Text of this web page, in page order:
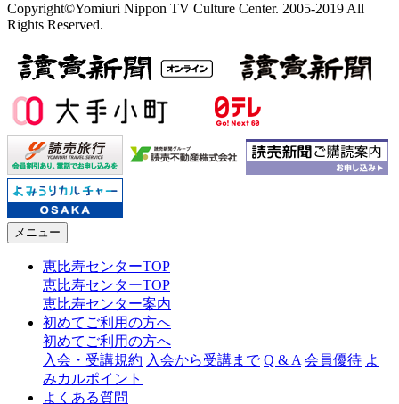
Copyright©Yomiuri Nippon TV Culture Center. 2005-2019 All
Rights Reserved.
メニュー
恵比寿センターTOP
恵比寿センターTOP
恵比寿センター案内
初めてご利用の方へ
初めてご利用の方へ
入会・受講規約 入会から受講まで Q & A 会員優待 よ
みカルポイント
よくある質問